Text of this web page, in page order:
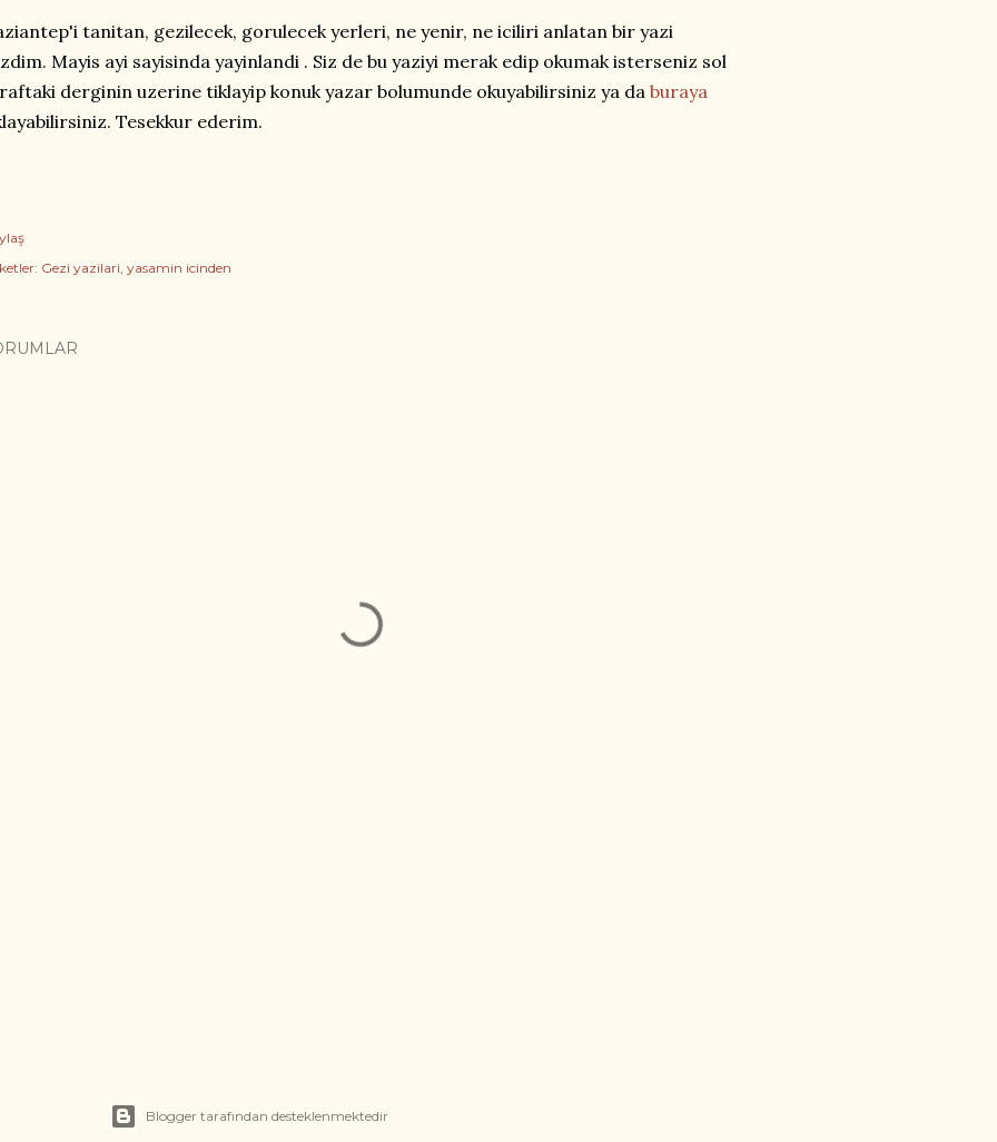
tanitan, gezilecek, gorulecek yerleri, ne yenir, ne iciliri anlatan bir yazi
Mayis ayi sayisinda yayinlandi . Siz de bu yaziyi merak edip okumak isterseniz sol
derginin uzerine tiklayip konuk yazar bolumunde okuyabilirsiniz ya da buraya
Tesekkur ederim.
Gezi yazilari yasamin icinden
Blogger tarafından desteklenmektedir